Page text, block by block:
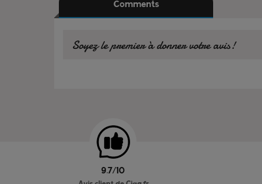
Comments
Soyez le premier à donner votre avis!
9.7/10